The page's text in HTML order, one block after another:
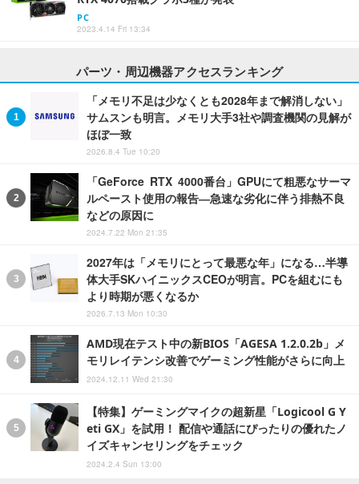
PC
2023.4.14 Fri 13:34
パーツ・周辺機器アクセスランキング
「メモリ不足は少なくとも2028年まで解消しない」
サムスンも明言。メモリ大手3社や調査機関の見解が
ほぼ一致
2026.8.4 Tue 10:20
「GeForce RTX 4000番台」GPUにて粗悪なサーマ
ルペースト使用の報告―急速な劣化に伴う排熱不良
などの原因に
2024.7.22 Mon 21:35
2027年は「メモリにとって最悪な年」になる…半導
体大手SKハイニックスCEOが明言。PCを組むにも
より時期が悪くなるか
2026.7.13 Mon 10:30
AMD現在テスト中の新BIOS「AGESA 1.2.0.2b」メ
モリレイテンシ改善でゲーミング性能がさらに向上
2024.12.11 Wed 21:30
【特集】ゲーミングマイクの超新星「Logicool G Y
eti GX」を試用！ 配信や通話にぴったりの優れたノ
イズキャンセリングをチェック
2024.2.4 Sun 13:00